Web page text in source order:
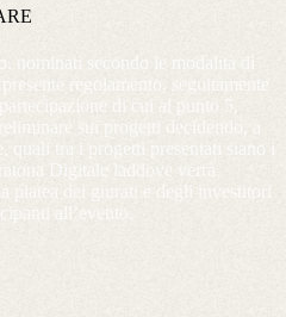
nominati secondo le modalità di
regolamento, seguitamente
di cui al punto 5,
sui progetti decidendo, a
quali tra i progetti presentati siano i
Digitale laddove verrà
platea dei giurati e degli investitori
all’evento.